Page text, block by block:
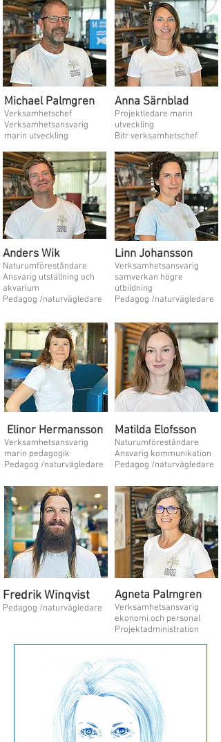
Anna Särnblad
Michael Palmgren
Verksamhetschef
Verksamhetsansvarig
marin utveckling
Projektledare marin
utveckling
Bitr verksamhetschef
Anders Wik
Naturumföreståndare
Ansvarig utställning och
akvarium
Pedagog /naturvägledare
Linn Johansson
Verksamhetsansvarig
samverkan högre
utbildning
Pedagog /naturvägledare
Elinor Hermansson
Verksamhetsansvarig
marin pedagogik
Pedagog /naturvägledare
Matilda Elofsson
Naturumföreståndare
Ansvarig kommunikation
Pedagog /naturvägledare
Fredrik Winqvist
Pedagog /naturvägledare
Agneta Palmgren
Verksamhetsansvarig
ekonomi och personal
Projektadministration